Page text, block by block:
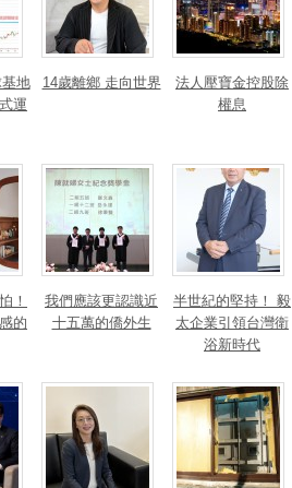
地
運
14歲離鄉 走向世界
法人壓寶金控股除
權息
！
的
我們應該更認識近
十五萬的僑外生
半世紀的堅持！ 毅
太企業引領台灣衛
浴新時代